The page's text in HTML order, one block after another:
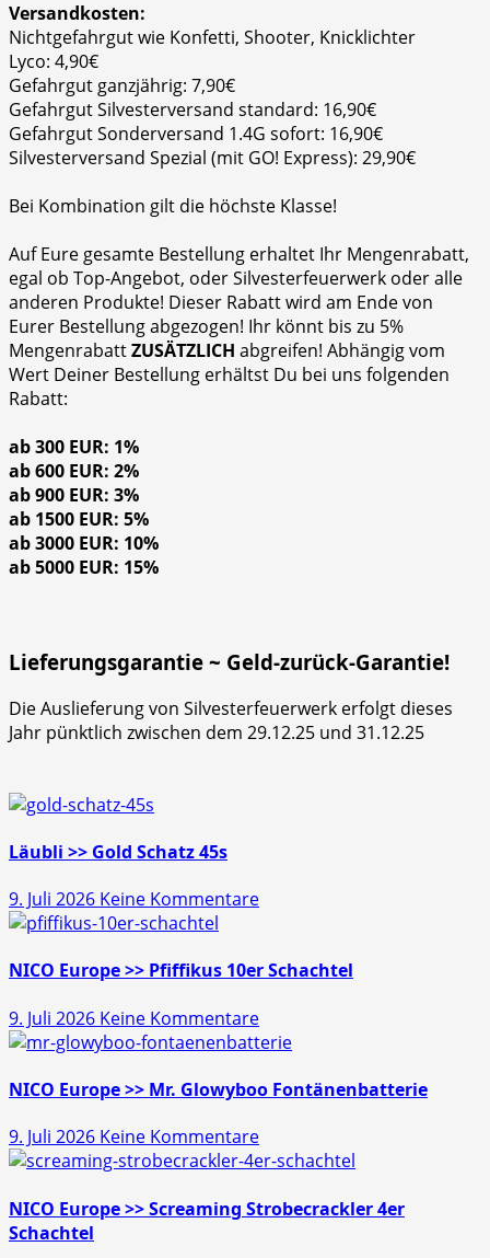
Versandkosten:
Nichtgefahrgut wie Konfetti, Shooter, Knicklichter
Lyco: 4,90€
Gefahrgut ganzjährig: 7,90€
Gefahrgut Silvesterversand standard: 16,90€
Gefahrgut Sonderversand 1.4G sofort: 16,90€
Silvesterversand Spezial (mit GO! Express): 29,90€
Bei Kombination gilt die höchste Klasse!
Auf Eure gesamte Bestellung erhaltet Ihr Mengenrabatt,
egal ob Top-Angebot, oder Silvesterfeuerwerk oder alle
anderen Produkte! Dieser Rabatt wird am Ende von
Eurer Bestellung abgezogen! Ihr könnt bis zu 5%
MengenrabattZUSÄTZLICH abgreifen! Abhängig vom
Wert Deiner Bestellung erhältst Du bei uns folgenden
Rabatt:
ab 300 EUR: 1%
ab 600 EUR: 2%
ab 900 EUR: 3%
ab 1500 EUR: 5%
ab 3000 EUR: 10%
ab 5000 EUR: 15%
Lieferungsgarantie ~ Geld-zurück-Garantie!
Die Auslieferung von Silvesterfeuerwerk erfolgt dieses
Jahr pünktlich zwischen dem 29.12.25 und 31.12.25
Läubli >> Gold Schatz 45s
9. Juli 2026 Keine Kommentarezu
Gold
45s
NICO Europe >> Pfiffikus 10er Schachtel
9. Juli 2026 Keine Kommentarezu
NICO
>>
10er
Schachtel
NICO Europe >> Mr. Glowyboo Fontänenbatterie
9. Juli 2026 Keine Kommentarezu
NICO
>>
NICO Europe >> Screaming Strobecrackler 4er
Schachtel